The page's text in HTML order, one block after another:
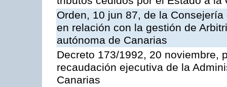
Orden, 10 jun 87, de la
en relación con la gestión de
autónoma de Canarias
Decreto 173/1992, 20 noviembre,
recaudación ejecutiva de la
Canarias